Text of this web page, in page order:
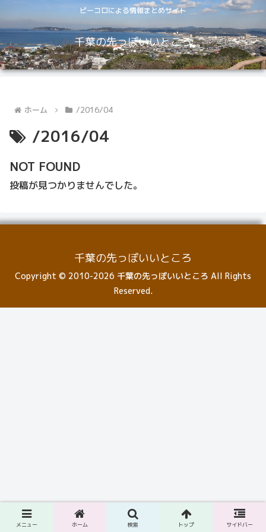
ピーコロによる情報まとめサイト
千葉の先っぽいいところ
ホーム /2016/04
/2016/04
NOT FOUND
投稿が見つかりませんでした。
千葉の先っぽいいところ
Copyright © 2010-2026 千葉の先っぽいいところ All Rights
Reserved.
メニュー ホーム 検索 トップ サイドバー